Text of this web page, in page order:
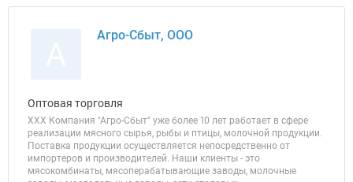
Агро-Сбыт, ООО
Оптовая торговля
ХХХ Компания "Агро-Сбыт" уже более 10 лет работает в сфере
реализации мясного сырья, рыбы и птицы, молочной продукции.
Поставка продукции осуществляется непосредственно от
импортеров и производителей. Наши клиенты - это
мясокомбинаты, мясоперабатывающие заводы, молочные